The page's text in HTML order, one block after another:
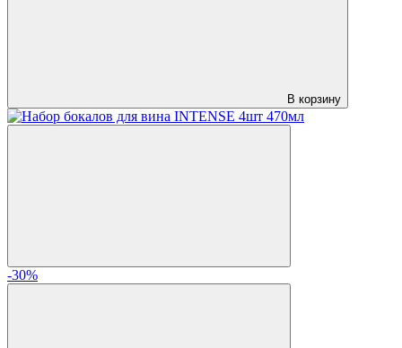
В корзину
-30%